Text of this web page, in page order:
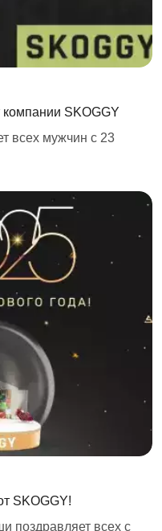
SKOGGY
всех мужчин с 23
SKOGGY!
поздравляет всех с